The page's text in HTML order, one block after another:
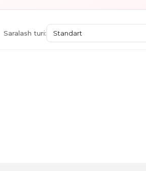
Saralash turi: